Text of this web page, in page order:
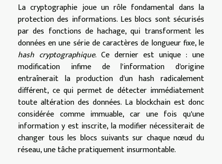
La cryptographie joue un rôle fondamental dans la
protection des informations. Les blocs sont sécurisés
par des fonctions de hachage, qui transforment les
données en une série de caractères de longueur fixe, le
hash cryptographique. Ce dernier est unique : une
modification infime de l'information d'origine
entraînerait la production d'un hash radicalement
différent, ce qui permet de détecter immédiatement
toute altération des données. La blockchain est donc
considérée comme immuable, car une fois qu'une
information y est inscrite, la modifier nécessiterait de
changer tous les blocs suivants sur chaque nœud du
réseau, une tâche pratiquement insurmontable.